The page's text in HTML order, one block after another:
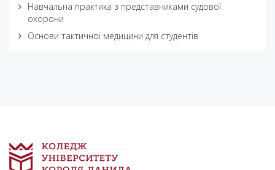
Навчальна практика з представниками судової
охорони
Основи тактичної медицини для студентів